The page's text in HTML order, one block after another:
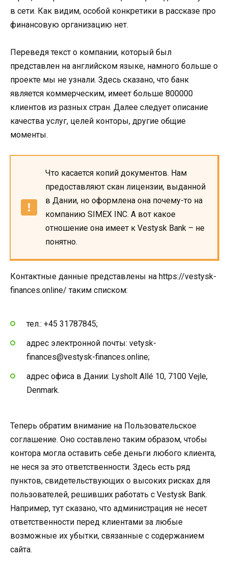
в сети. Как видим, особой конкретики в рассказе про
финансовую организацию нет.
Переведя текст о компании, который был
представлен на английском языке, намного больше о
проекте мы не узнали. Здесь сказано, что банк
является коммерческим, имеет больше 800000
клиентов из разных стран. Далее следует описание
качества услуг, целей конторы, другие общие
моменты.
Что касается копий документов. Нам
предоставляют скан лицензии, выданной
в Дании, но оформлена она почему-то на
компанию SIMEX INC. А вот какое
отношение она имеет к Vestysk Bank – не
понятно.
Контактные данные представлены на https://vestysk-
finances.online/ таким списком:
тел.: +45 31787845;
адрес электронной почты: vetysk-
finances@vestysk-finances.online;
адрес офиса в Дании: Lysholt Allé 10, 7100 Vejle,
Denmark.
Теперь обратим внимание на Пользовательское
соглашение. Оно составлено таким образом, чтобы
контора могла оставить себе деньги любого клиента,
не неся за это ответственности. Здесь есть ряд
пунктов, свидетельствующих о высоких рисках для
пользователей, решивших работать с Vestysk Bank.
Например, тут сказано, что администрация не несет
ответственности перед клиентами за любые
возможные их убытки, связанные с содержанием
сайта.